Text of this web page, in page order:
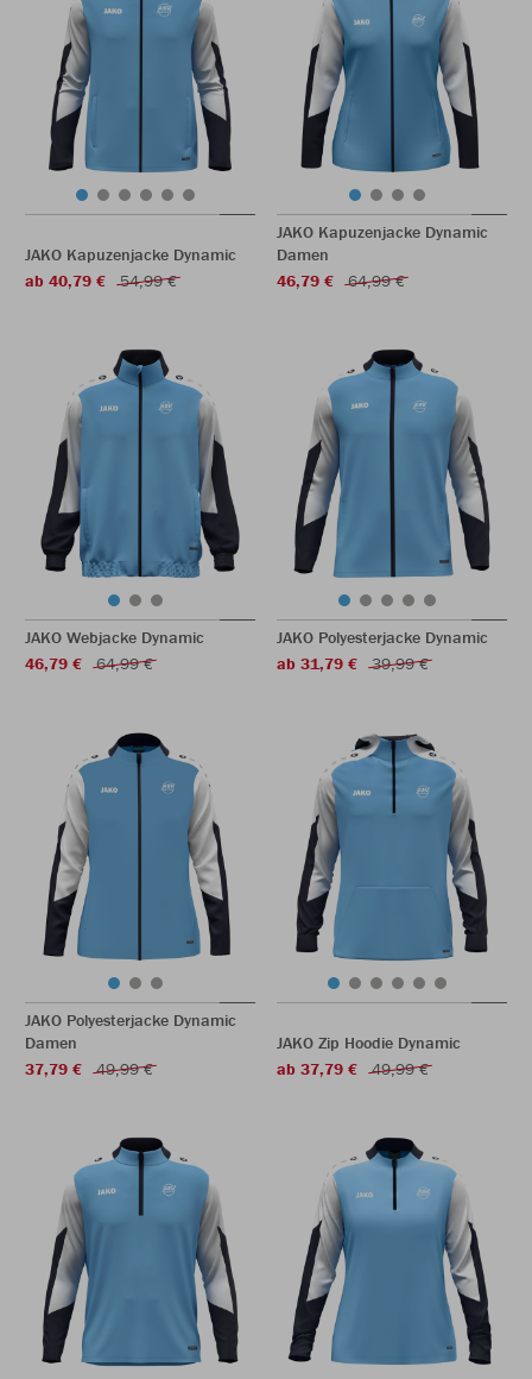
JAKO Kapuzenjacke Dynamic
ab 40,79 €
54,99 €
JAKO Kapuzenjacke Dynamic
Damen
46,79 €
64,99 €
JAKO Webjacke Dynamic
46,79 €
64,99 €
JAKO Polyesterjacke Dynamic
ab 31,79 €
39,99 €
JAKO Polyesterjacke Dynamic
Damen
37,79 €
49,99 €
JAKO Zip Hoodie Dynamic
ab 37,79 €
49,99 €